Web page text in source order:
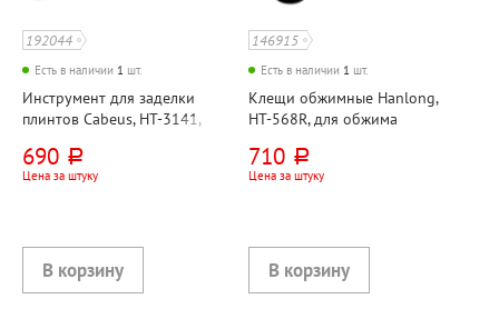
192044
Есть в наличии 1 шт.
Инструмент для заделки
плинтов Cabeus, HT-3141,
PLUS)
690 руб.
Цена за штуку
146915
Есть в наличии 1 шт.
Клещи обжимные Hanlong,
HT-568R, для обжима
RJ-11
710 руб.
Цена за штуку